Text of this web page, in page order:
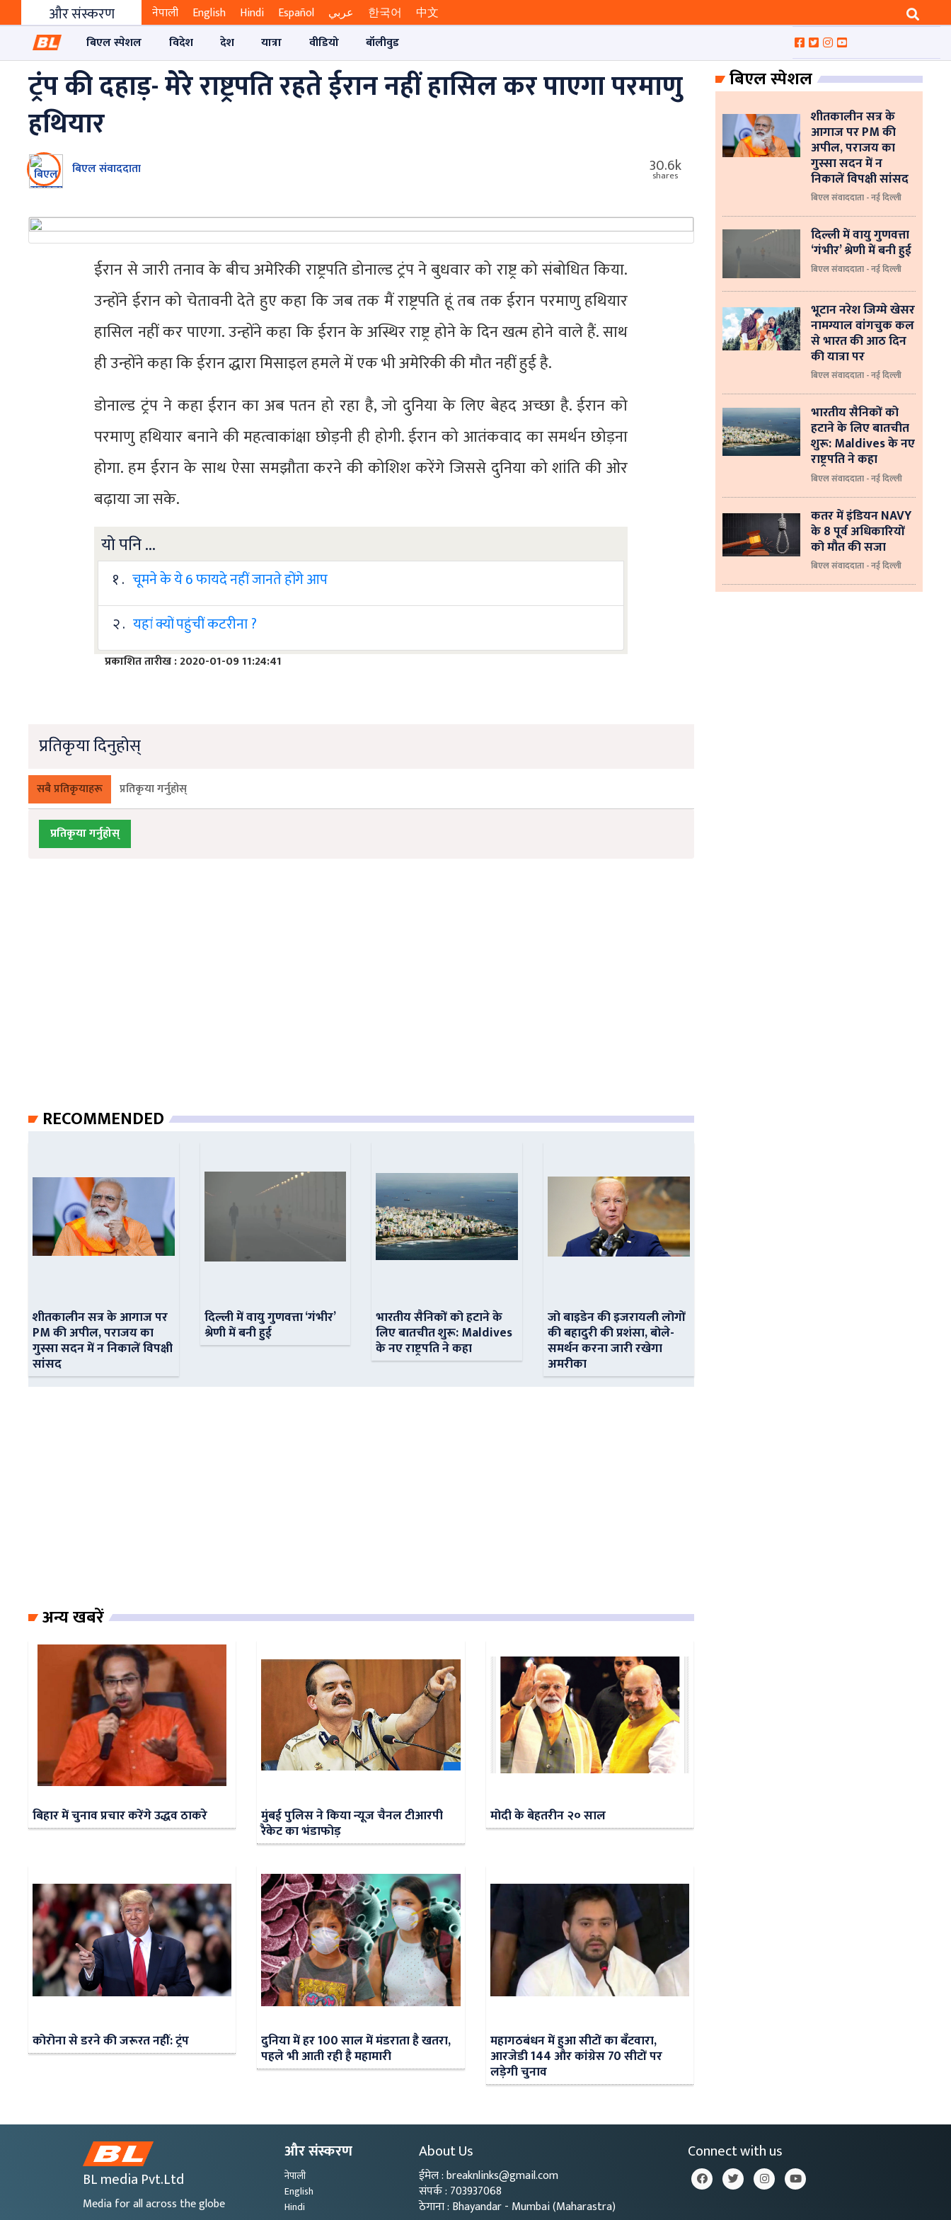
और संस्करण नेपाली English Hindi Español عربي 한국어
中文
बिएल स्पेशल
विदेश देश यात्रा वीडियो बॉलीवुड
ट्रंप की दहाड़- मेरे राष्ट्रपति रहते ईरान नहीं हासिल कर पाएगा परमाणु
हथियार
बिएल संवाददाता 30.6k
shares
ईरान से जारी तनाव के बीच अमेरिकी राष्ट्रपति डोनाल्ड ट्रंप ने बुधवार को राष्ट्र को संबोधित किया.
उन्होंने ईरान को चेतावनी देते हुए कहा कि जब तक मैं राष्ट्रपति हूं तब तक ईरान परमाणु हथियार
हासिल नहीं कर पाएगा. उन्होंने कहा कि ईरान के अस्थिर राष्ट्र होने के दिन खत्म होने वाले हैं. साथ
ही उन्होंने कहा कि ईरान द्धारा मिसाइल हमले में एक भी अमेरिकी की मौत नहीं हुई है.
डोनाल्ड ट्रंप ने कहा ईरान का अब पतन हो रहा है, जो दुनिया के लिए बेहद अच्छा है. ईरान को
परमाणु हथियार बनाने की महत्वाकांक्षा छोड़नी ही होगी. ईरान को आतंकवाद का समर्थन छोड़ना
होगा. हम ईरान के साथ ऐसा समझौता करने की कोशिश करेंगे जिससे दुनिया को शांति की ओर
बढ़ाया जा सके.
यो पनि ...
१ . चूमने के ये 6 फायदे नहीं जानते होंगे आप
२ . यहां क्यों पहुंचीं कटरीना ?
प्रकाशित तारीख : 2020-01-09 11:24:41
प्रतिकृया दिनुहोस्
सबै प्रतिकृयाहरू प्रतिकृया गर्नुहोस्
प्रतिकृया गर्नुहोस्
RECOMMENDED
शीतकालीन सत्र के आगाज पर
PM की अपील, पराजय का
गुस्सा सदन में न निकालें विपक्षी
सांसद
दिल्ली में वायु गुणवत्ता ‘गंभीर’
श्रेणी में बनी हुई
भारतीय सैनिकों को हटाने के
लिए बातचीत शुरू: Maldives
के नए राष्ट्रपति ने कहा
जो बाइडेन की इजरायली लोगों
की बहादुरी की प्रशंसा, बोले-
समर्थन करना जारी रखेगा
अमरीका
अन्य खबरें
बिहार में चुनाव प्रचार करेंगे उद्धव ठाकरे मुंबई पुलिस ने किया न्‍यूज चैनल टीआरपी
रैकेट का भंडाफोड़
मोदी के बेहतरीन २० साल
कोरोना से डरने की जरूरत नहीं: ट्रंप दुनिया में हर 100 साल में मंडराता है खतरा,
पहले भी आती रही है महामारी
महागठबंधन में हुआ सीटों का बँटवारा,
आरजेडी 144 और कांग्रेस 70 सीटों पर
लड़ेगी चुनाव
बिएल स्पेशल
शीतकालीन सत्र के
आगाज पर PM की
अपील, पराजय का
गुस्सा सदन में न
निकालें विपक्षी सांसद
बिएल संवाददाता - नई दिल्ली
दिल्ली में वायु गुणवत्ता
‘गंभीर’ श्रेणी में बनी हुई
बिएल संवाददाता - नई दिल्ली
भूटान नरेश जिग्मे खेसर
नामग्याल वांगचुक कल
से भारत की आठ दिन
की यात्रा पर
बिएल संवाददाता - नई दिल्ली
भारतीय सैनिकों को
हटाने के लिए बातचीत
शुरू: Maldives के नए
राष्ट्रपति ने कहा
बिएल संवाददाता - नई दिल्‍ली
कतर में इंडियन NAVY
के 8 पूर्व अधिकारियों
को मौत की सजा
बिएल संवाददाता - नई दिल्ली
BL media Pvt.Ltd
Media for all across the globe
और संस्करण
नेपाली
English
Hindi
About Us
ईमेल : breaknlinks@gmail.com
संपर्क : 703937068
ठेगाना : Bhayandar - Mumbai (Maharastra)
Connect with us